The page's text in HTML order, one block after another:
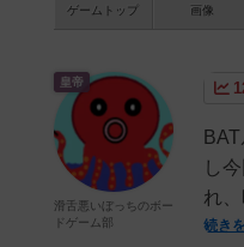
ゲーム トップ 画像
し
れ
続き
皇帝
滑舌悪いぼっちのボー
ドゲーム部